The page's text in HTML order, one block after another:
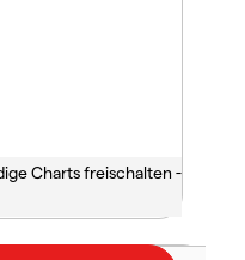
Charts freischalten -